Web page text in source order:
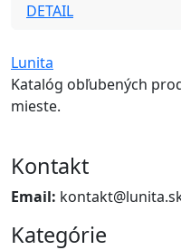
DETAIL
Lunita
Katalóg obľubených
mieste.
Kontakt
Email:
Kategórie